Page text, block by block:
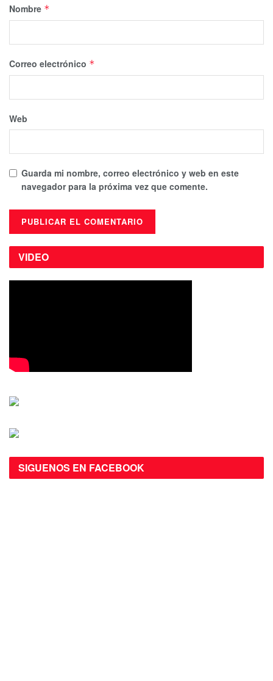
Nombre *
Correo electrónico *
Web
Guarda mi nombre, correo electrónico y web en este
navegador para la próxima vez que comente.
VIDEO
SIGUENOS EN FACEBOOK